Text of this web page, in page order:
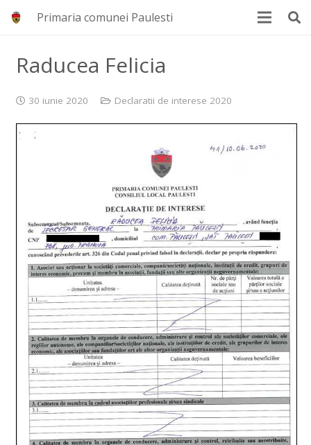
Primaria comunei Paulesti
Raducea Felicia
30 iunie 2020 Declaratii de interese 2020